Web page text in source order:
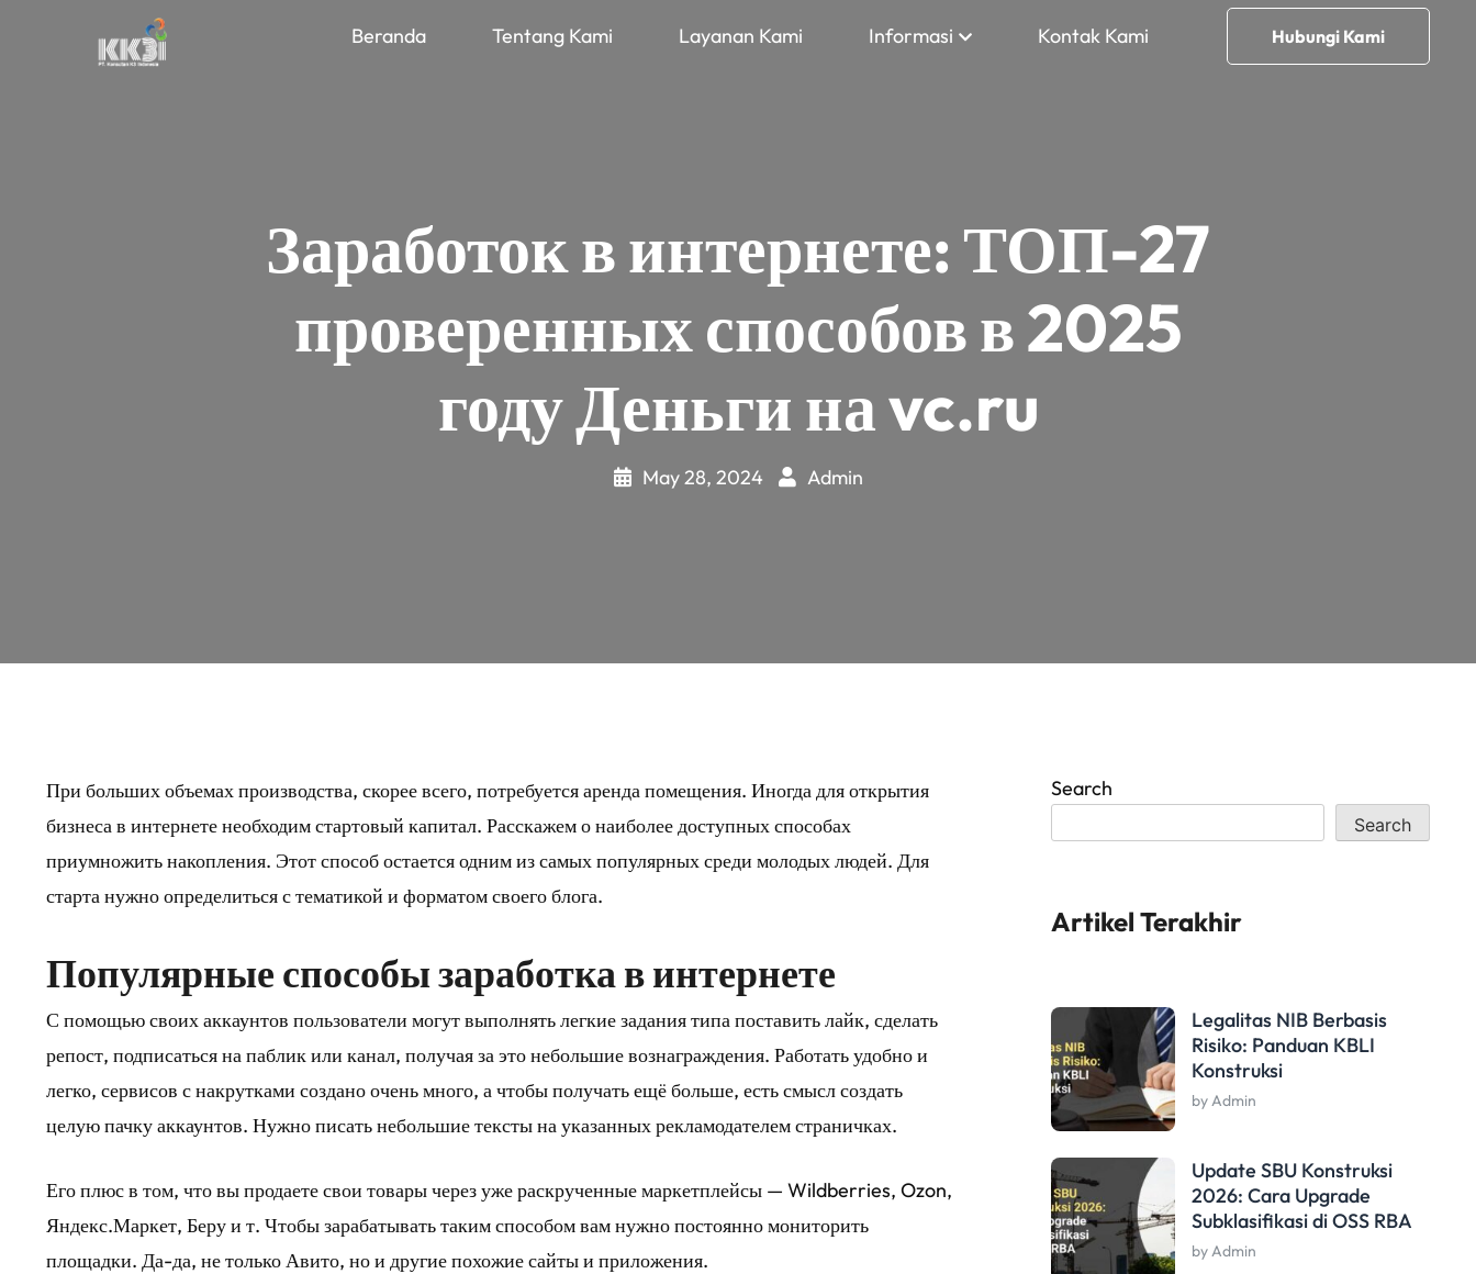
Beranda Tentang Kami Layanan Kami Informasi Kontak Kami Hubungi Kami
Заработок в интернете: ТОП-27
проверенных способов в 2025
году Деньги на vc.ru
May 28, 2024 Admin
При больших объемах производства, скорее всего, потребуется аренда помещения. Иногда для открытия
бизнеса в интернете необходим стартовый капитал. Расскажем о наиболее доступных способах
приумножить накопления. Этот способ остается одним из самых популярных среди молодых людей. Для
старта нужно определиться с тематикой и форматом своего блога.
Популярные способы заработка в интернете
С помощью своих аккаунтов пользователи могут выполнять легкие задания типа поставить лайк, сделать
репост, подписаться на паблик или канал, получая за это небольшие вознаграждения. Работать удобно и
легко, сервисов с накрутками создано очень много, а чтобы получать ещё больше, есть смысл создать
целую пачку аккаунтов. Нужно писать небольшие тексты на указанных рекламодателем страничках.
Его плюс в том, что вы продаете свои товары через уже раскрученные маркетплейсы — Wildberries, Ozon,
Яндекс.Маркет, Беру и т. Чтобы зарабатывать таким способом вам нужно постоянно мониторить
площадки. Да-да, не только Авито, но и другие похожие сайты и приложения.
Search
Search
Artikel Terakhir
Legalitas NIB Berbasis
Risiko: Panduan KBLI
Konstruksi
by Admin
Update SBU Konstruksi
2026: Cara Upgrade
Subklasifikasi di OSS RBA
by Admin